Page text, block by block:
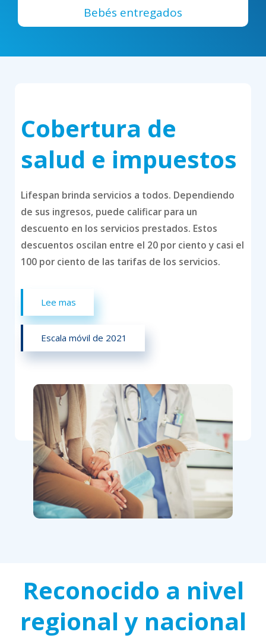
Bebés entregados
Cobertura de
salud e impuestos
Lifespan brinda servicios a todos. Dependiendo
de sus ingresos, puede calificar para un
descuento en los servicios prestados. Estos
descuentos oscilan entre el 20 por ciento y casi el
100 por ciento de las tarifas de los servicios.
Lee mas
Escala móvil de 2021
Reconocido a nivel
regional y nacional